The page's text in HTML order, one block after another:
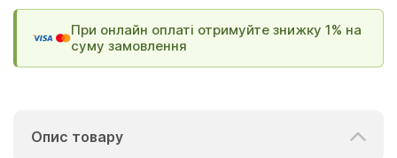
При онлайн оплаті отримуйте знижку 1% на
суму замовлення
Опис товару